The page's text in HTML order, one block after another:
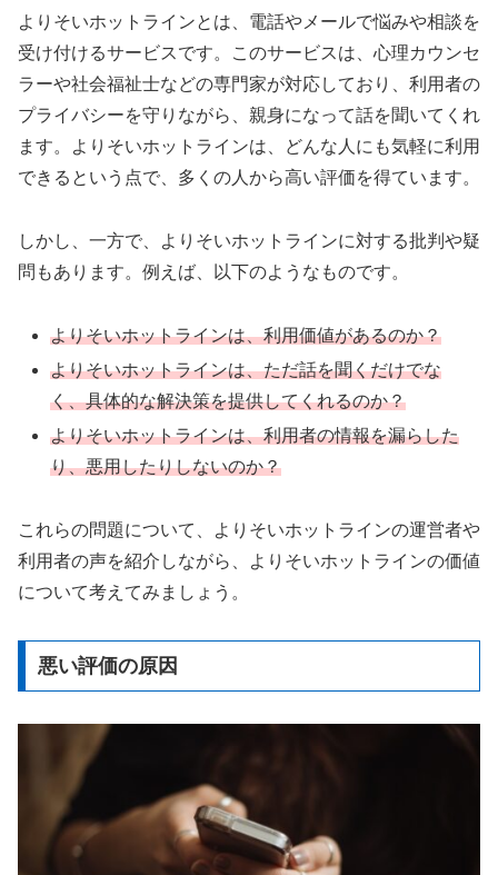
よりそいホットラインとは、電話やメールで悩みや相談を
受け付けるサービスです。このサービスは、心理カウンセ
ラーや社会福祉士などの専門家が対応しており、利用者の
プライバシーを守りながら、親身になって話を聞いてくれ
ます。よりそいホットラインは、どんな人にも気軽に利用
できるという点で、多くの人から高い評価を得ています。
しかし、一方で、よりそいホットラインに対する批判や疑
問もあります。例えば、以下のようなものです。
よりそいホットラインは、利用価値があるのか？
よりそいホットラインは、ただ話を聞くだけでな
く、具体的な解決策を提供してくれるのか？
よりそいホットラインは、利用者の情報を漏らした
り、悪用したりしないのか？
これらの問題について、よりそいホットラインの運営者や
利用者の声を紹介しながら、よりそいホットラインの価値
について考えてみましょう。
悪い評価の原因